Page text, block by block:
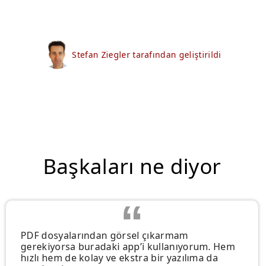
Stefan Ziegler tarafından geliştirildi
Başkaları ne diyor
PDF dosyalarından görsel çıkarmam
gerekiyorsa buradaki app’i kullanıyorum. Hem
hızlı hem de kolay ve ekstra bir yazılıma da